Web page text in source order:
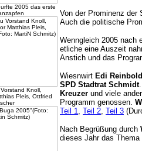
2005 das erste
Knoll,
Pleis, Ottfried
Von der Prominenz der
Auch die politische
Wenngleich 2005 nach
etliche eine Auszeit
Anstich und das
Wiesnwirt Edi Reinbold
SPD Stadtrat Schmidt
Kreuzer und viele
Programm genossen.
Teil 1, Teil 2, Teil 3
Nach Begrüßung durch
dieses Jahr das